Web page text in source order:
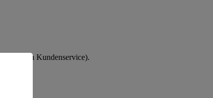
an Kundenservice).